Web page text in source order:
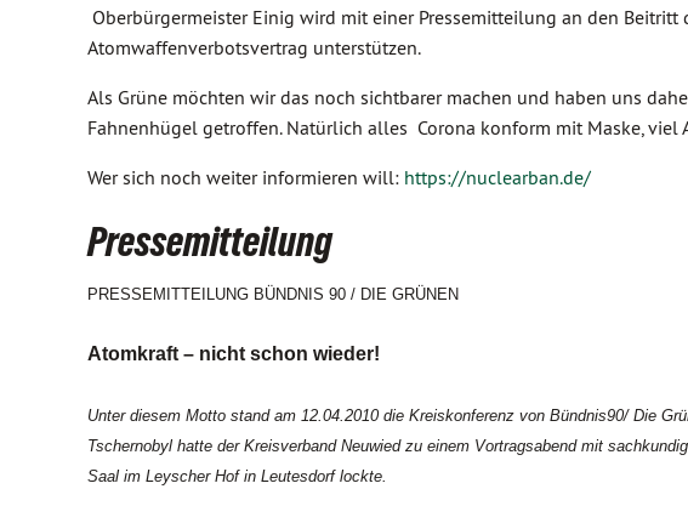
Oberbürgermeister Einig wird mit einer Pressemitteilung an den
Atomwaffenverbotsvertrag unterstützen.
Als Grüne möchten wir das noch sichtbarer machen und haben uns
Fahnenhügel getroffen. Natürlich alles Corona konform mit Maske, viel
Wer sich noch weiter informieren will: https://nuclearban.de/
Pressemitteilung
PRESSEMITTEILUNG BÜNDNIS 90 / DIE GRÜNEN
Atomkraft – nicht schon wieder!
Unter diesem Motto stand am 12.04.2010 die Kreiskonferenz von Bündnis90/ Die
Tschernobyl hatte der Kreisverband Neuwied zu einem Vortragsabend mit
Saal im Leyscher Hof in Leutesdorf lockte.